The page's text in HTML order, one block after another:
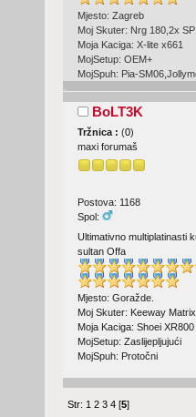
Mjesto: Zagreb
Moj Skuter: Nrg 180,2x
Moja Kaciga: X-lite x661
MojSetup: OEM+
MojSpuh: Pia-
BoLT3K
Tržnica : (0)
maxi forumaš
Postova: 1168
Spol:
Ultimativno multiplatinasti
sultan Offa
Mjesto: Goražde.
Moj Skuter: Keeway
Moja Kaciga: Shoei
MojSetup: Zaslijepljujući
MojSpuh: Protočni
Str: 1 2 3 4 [5]